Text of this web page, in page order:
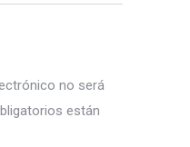
no será
están